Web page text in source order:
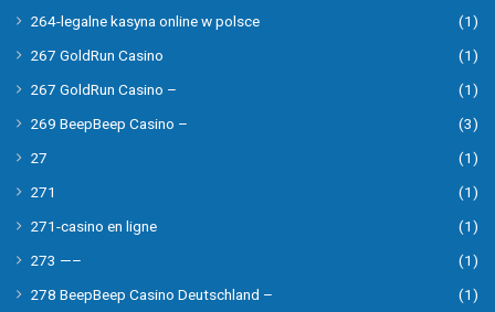
264-legalne kasyna online w polsce
(1)
267 GoldRun Casino
(1)
267 GoldRun Casino –
(1)
269 BeepBeep Casino –
(3)
27
(1)
271
(1)
271-casino en ligne
(1)
273 —–
(1)
278 BeepBeep Casino Deutschland –
(1)